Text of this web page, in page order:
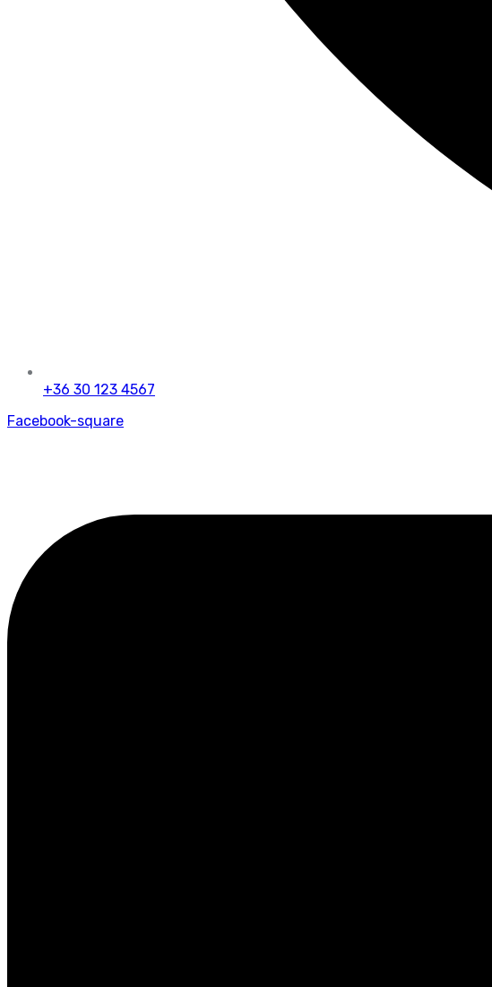
+36 30 123 4567
Facebook-square